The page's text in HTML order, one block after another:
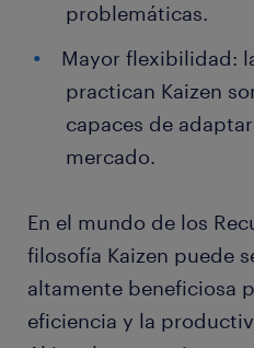
problemáticas.
Mayor flexibilidad:
practican Kaizen
capaces de
mercado.
En el mundo de los
filosofía Kaizen puede
altamente beneficiosa
eficiencia y la